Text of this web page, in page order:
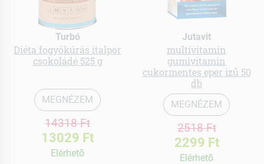
Turbó
Diéta fogyókúrás italpor
csokoládé 525 g
MEGNÉZEM
14318 Ft
13029 Ft
Elérhetõ
Jutavit
multivitamin
gumivitamin
cukormentes eper ízű 50
db
MEGNÉZEM
2518 Ft
2299 Ft
Elérhetõ